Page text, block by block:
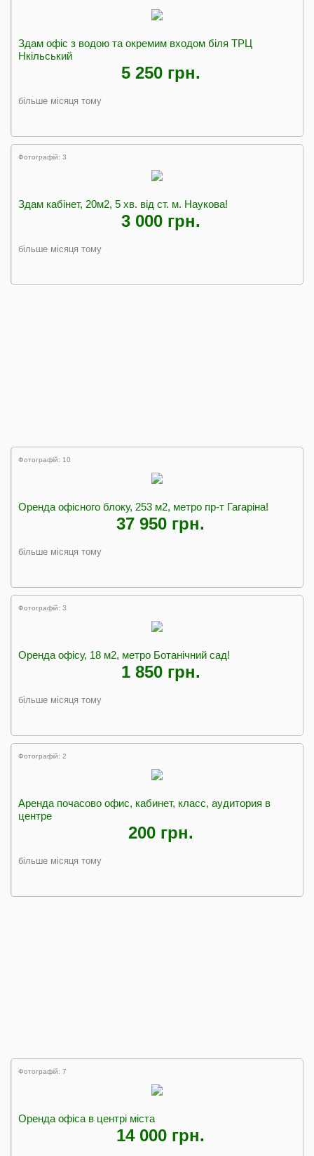
Здам офіс з водою та окремим входом біля ТРЦ
Нкільський
5 250 грн.
більше місяця тому
Фотографій: 3
Здам кабінет, 20м2, 5 хв. від ст. м. Наукова!
3 000 грн.
більше місяця тому
Фотографій: 10
Оренда офісного блоку, 253 м2, метро пр-т Гагаріна!
37 950 грн.
більше місяця тому
Фотографій: 3
Оренда офісу, 18 м2, метро Ботанічний сад!
1 850 грн.
більше місяця тому
Фотографій: 2
Аренда почасово офис, кабинет, класс, аудитория в
центре
200 грн.
більше місяця тому
Фотографій: 7
Оренда офіса в центрі міста
14 000 грн.